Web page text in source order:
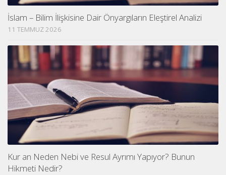
İslam – Bilim İlişkisine Dair Önyargıların Eleştirel Analizi
11 TEMMUZ 2026
Kur an Neden Nebi ve Resul Ayrımı Yapıyor? Bunun
Hikmeti Nedir?